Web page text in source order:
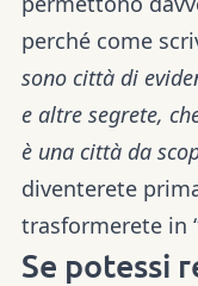
perché come
sono città di
e altre segrete,
è una città da
diventerete
trasformerete in
Se potessi